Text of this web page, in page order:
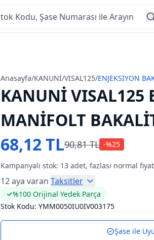
Anasayfa/KANUNİ/VISAL125/ENJEKSİYON
KANUNİ VISAL125
MANİFOLT
68,12 TL90,81 TL -%25
Kampanyalı stok: 13 adet, fazlası normal
12 aya varan Taksitler
%100 Orijinal Yedek Parça
Stok Kodu: YMM0050IU0IV003175
Şase ile